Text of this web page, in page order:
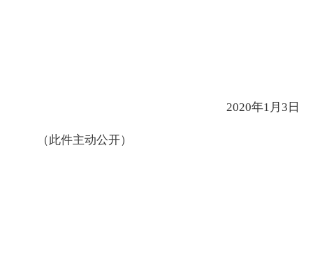
2020年1月3日
（此件主动公开）